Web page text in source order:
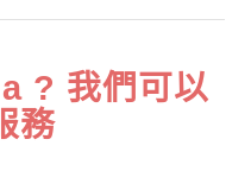
? 我們可以
務